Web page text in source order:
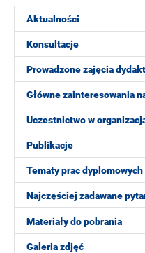
Aktualności
Konsultacje
Prowadzone zajęcia
Główne zainteresowania
Uczestnictwo w
Publikacje
Tematy prac dyplomowych
Najczęściej zadawane
Materiały do pobrania
Galeria zdjęć